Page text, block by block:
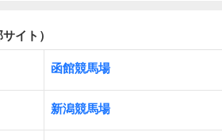
イト）
函館競馬場
新潟競馬場